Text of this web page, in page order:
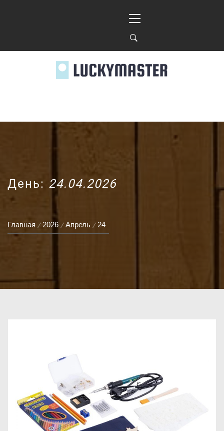
меню
День: 24.04.2026
Главная 2026 Апрель 24